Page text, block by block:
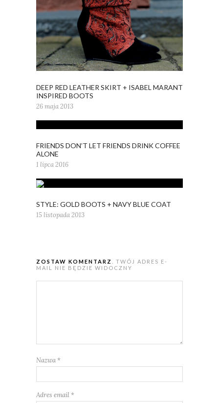
DEEP RED LEATHER SKIRT + ISABEL MARANT
INSPIRED BOOTS
26 maja 2013
FRIENDS DON’T LET FRIENDS DRINK COFFEE
ALONE
1 lipca 2016
STYLE: GOLD BOOTS + NAVY BLUE COAT
15 listopada 2013
ZOSTAW KOMENTARZ
. TWÓJ ADRES E-
MAIL NIE BĘDZIE WIDOCZNY
Nazwa *
Adres email *